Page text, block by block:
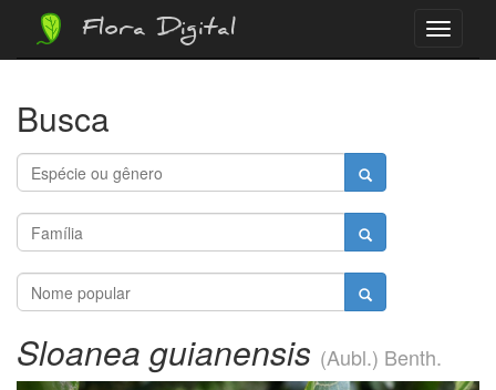
Menu
Flora Digital
Busca
Sloanea guianensis (Aubl.) Benth.